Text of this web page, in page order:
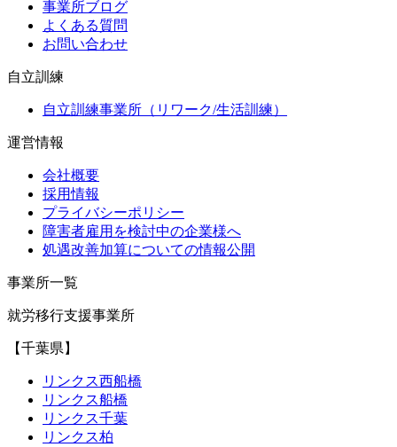
事業所ブログ
よくある質問
お問い合わせ
自立訓練
自立訓練事業所（リワーク/生活訓練）
運営情報
会社概要
採用情報
プライバシーポリシー
障害者雇用を検討中の企業様へ
処遇改善加算についての情報公開
事業所一覧
就労移行支援事業所
【千葉県】
リンクス西船橋
リンクス船橋
リンクス千葉
リンクス柏